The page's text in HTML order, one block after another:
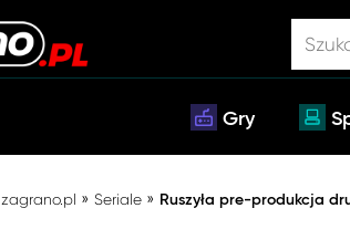
Gry
zagrano.pl » Seriale » Ruszyła pre-produkcja